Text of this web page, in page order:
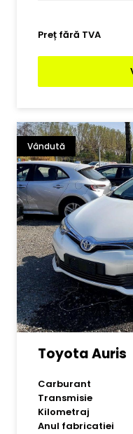
Preț fără TVA
Vândută
Toyota Auris
Carburant
Transmisie
Kilometraj
Anul fabricatiei